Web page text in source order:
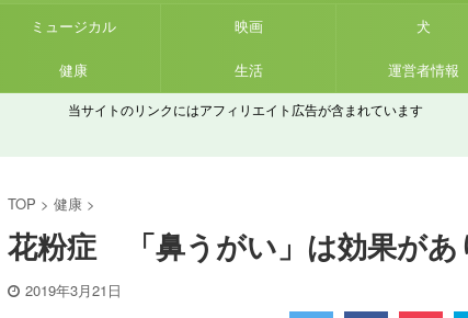
ミュージカル 映画 犬
健康 生活 運営者情報
当サイトのリンクにはアフィリエイト広告が含まれています
TOP > 健康 >
花粉症 「鼻うがい」は効果があ
2019年3月21日